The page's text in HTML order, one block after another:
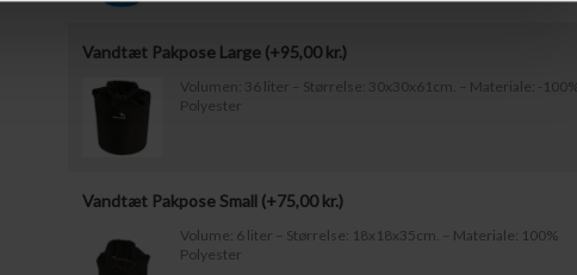
Vandtæt Pakpose Large (+95,00kr.)
Volumen: 36 liter – Størrelse: 30x30x61cm. – Materiale: -100%
Polyester
Vandtæt Pakpose Small (+75,00kr.)
Volume: 6 liter – Størrelse: 18x18x35cm. – Materiale: 100%
Polyester